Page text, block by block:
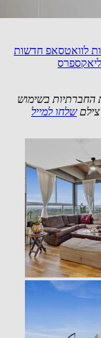
לוואטסאפ חדשות
החברתיות בשימוש
שלחו למייל